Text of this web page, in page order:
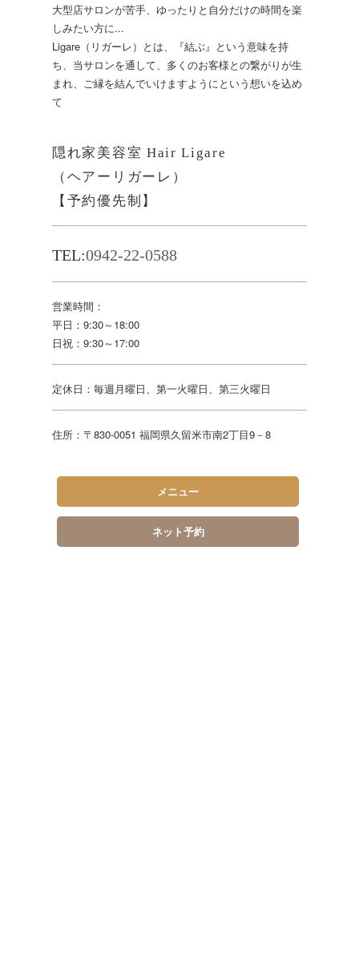
大型店サロンが苦手、ゆったりと自分だけの時間を楽
しみたい方に...
Ligare（リガーレ）とは、『結ぶ』という意味を持
ち、当サロンを通して、多くのお客様との繋がりが生
まれ、ご縁を結んでいけますようにという想いを込め
て
隠れ家美容室 Hair Ligare
（ヘアーリガーレ）
【予約優先制】
TEL:0942-22-0588
営業時間：
平日：9:30～18:00
日祝：9:30～17:00
定休日：毎週月曜日、第一火曜日、第三火曜日
住所：〒830-0051 福岡県久留米市南2丁目9－8
メニュー
ネット予約